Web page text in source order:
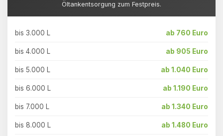
Öltankentsorgung zum Festpreis.
bis 3.000 L ab 760 Euro
bis 4.000 L ab 905 Euro
bis 5.000 L ab 1.040 Euro
bis 6.000 L ab 1.190 Euro
bis 7.000 L ab 1.340 Euro
bis 8.000 L ab 1.480 Euro